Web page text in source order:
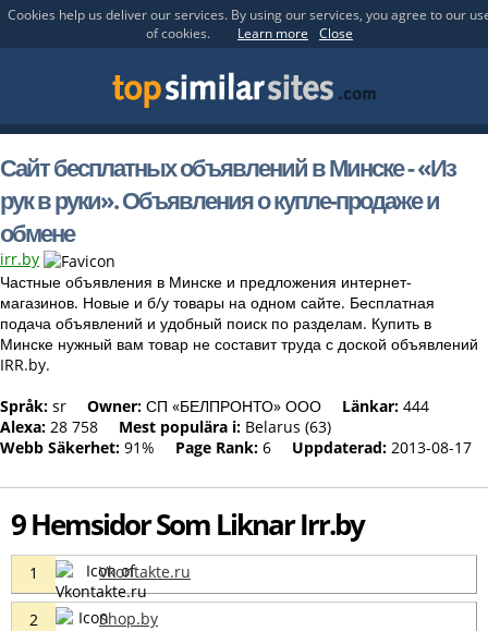
Cookies help us deliver our services. By using our services, you agree to our
of cookies.
Learn more Close
Сайт бесплатных объявлений в Минске - «Из
рук в руки». Объявления о купле-продаже и
обмене
irr.by
Частные объявления в Минске и предложения интернет-
магазинов. Новые и б/у товары на одном сайте. Бесплатная
подача объявлений и удобный поиск по разделам. Купить в
Минске нужный вам товар не составит труда с доской объявлений
IRR.by.
Språk: sr Owner: СП «БЕЛПРОНТО» ООО Länkar: 444
Alexa: 28 758 Mest populära i: Belarus (63)
Webb Säkerhet: 91% Page Rank: 6 Uppdaterad: 2013-08-17
9 Hemsidor Som Liknar Irr.by
1 Vkontakte.ru
2 Shop.by